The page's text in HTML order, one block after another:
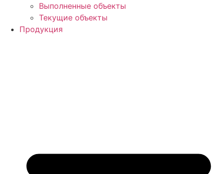
Выполненные объекты
Текущие объекты
Продукция